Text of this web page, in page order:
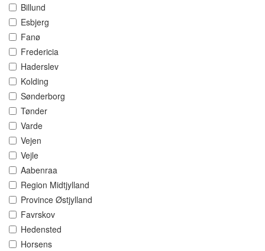
Billund
Esbjerg
Fanø
Fredericia
Haderslev
Kolding
Sønderborg
Tønder
Varde
Vejen
Vejle
Aabenraa
Region Midtjylland
Province Østjylland
Favrskov
Hedensted
Horsens